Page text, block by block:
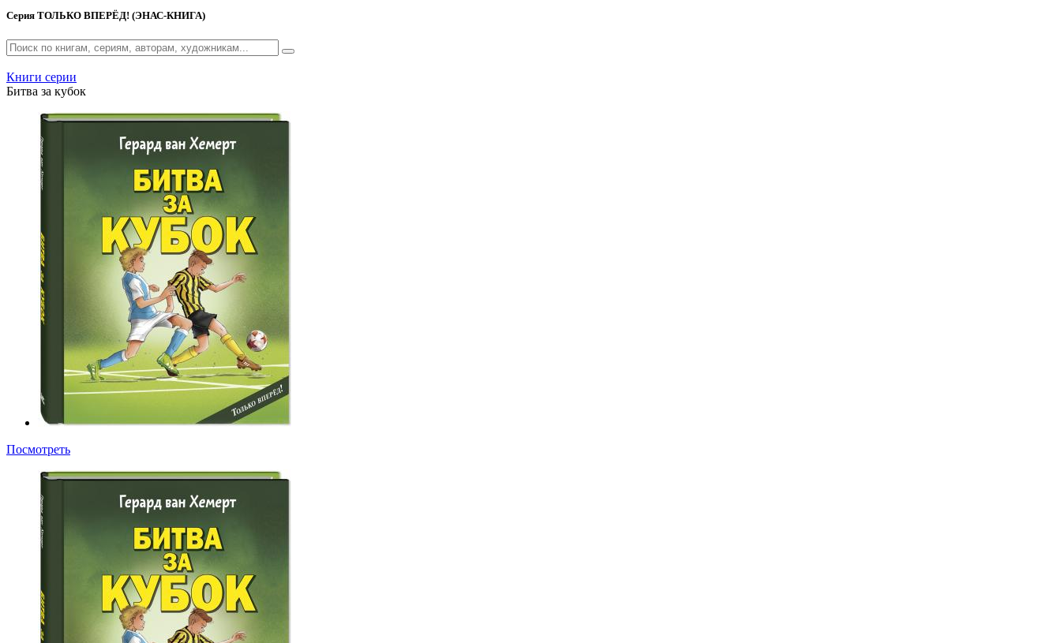
Серия ТОЛЬКО ВПЕРЁД! (ЭНАС-КНИГА)
Книги серии
Битва за кубок
Посмотреть